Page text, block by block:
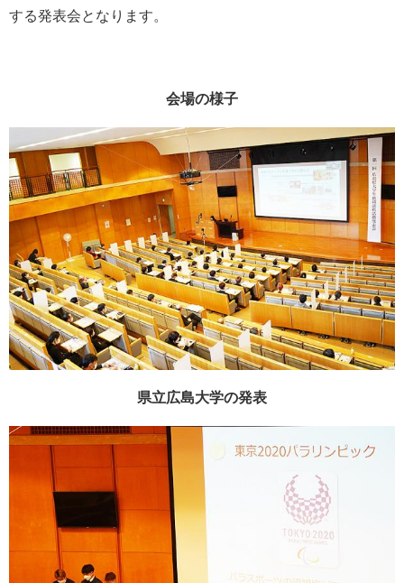
する発表会となります。
会場の様子
県立広島大学の発表